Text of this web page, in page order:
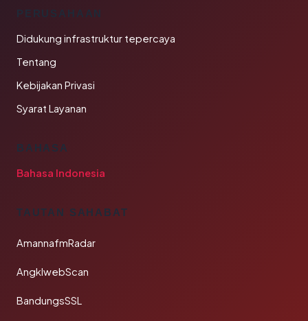
PERUSAHAAN
Didukung infrastruktur tepercaya
Tentang
Kebijakan Privasi
Syarat Layanan
BAHASA
Bahasa Indonesia
TAUTAN SAHABAT
AmannafmRadar
AngklwebScan
BandungsSSL